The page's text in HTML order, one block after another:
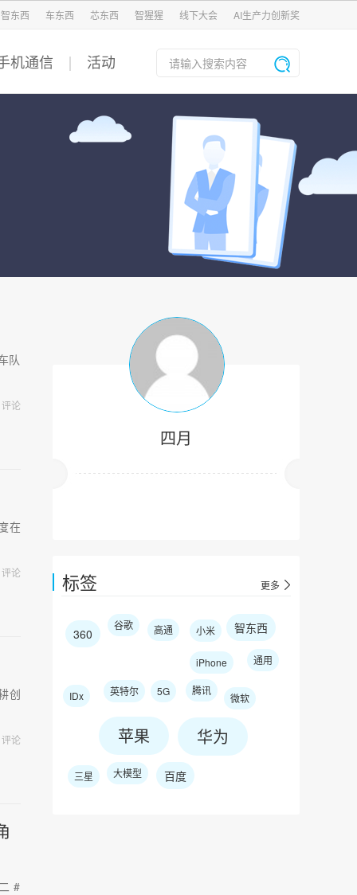
智东西 车东西 芯东西 智猩猩 线下大会 AI生产力创新奖
机通信 活动
四月
标签 更多
360
谷歌 高通 小米 智东西
iPhone 通用
IDx 英特尔 5G 腾讯
微软
苹果 华为
三星 大模型 百度
队
评论
在
评论
创
评论
#